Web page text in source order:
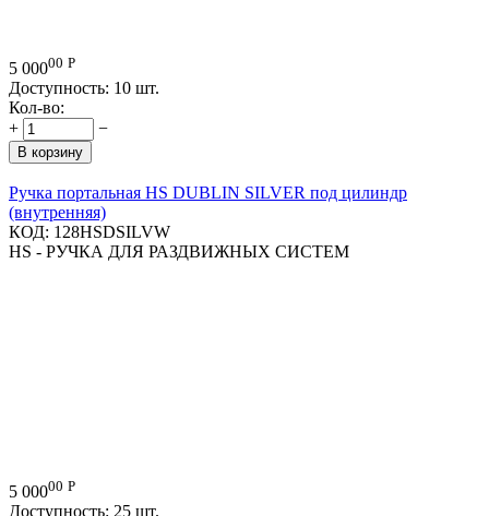
5 00000 Р
Доступность: 10 шт.
Кол-во:
+
−
В корзину
Ручка портальная HS DUBLIN SILVER под цилиндр
(внутренняя)
КОД: 128HSDSILVW
HS - РУЧКА ДЛЯ РАЗДВИЖНЫХ СИСТЕМ
5 00000 Р
Доступность: 25 шт.